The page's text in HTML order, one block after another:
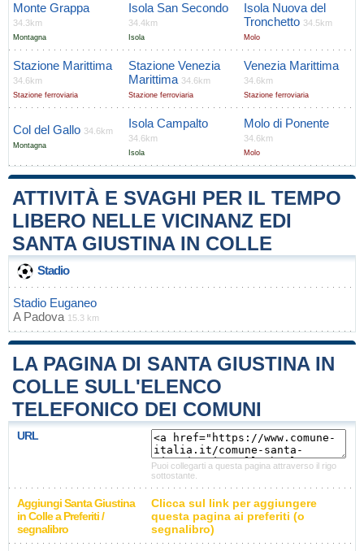
Monte Grappa
34.3km
Montagna
Isola San Secondo
34.4km
Isola
Isola Nuova del
Tronchetto 34.5km
Molo
Stazione Marittima
34.6km
Stazione ferroviaria
Stazione Venezia
Marittima 34.6km
Stazione ferroviaria
Venezia Marittima
34.6km
Stazione ferroviaria
Col del Gallo 34.6km
Montagna
Isola Campalto
34.6km
Isola
Molo di Ponente
34.6km
Molo
ATTIVITÀ E SVAGHI PER IL TEMPO
LIBERO NELLE VICINANZ EDI
SANTA GIUSTINA IN COLLE
Stadio
Stadio Euganeo
A Padova 15.3 km
LA PAGINA DI SANTA GIUSTINA IN
COLLE SULL'ELENCO
TELEFONICO DEI COMUNI
URL
Puoi collegarti a questa pagina attraverso il rigo
sottostante.
Aggiungi Santa Giustina
in Colle a Preferiti /
segnalibro
Clicca sul link per aggiungere
questa pagina ai preferiti (o
segnalibro)